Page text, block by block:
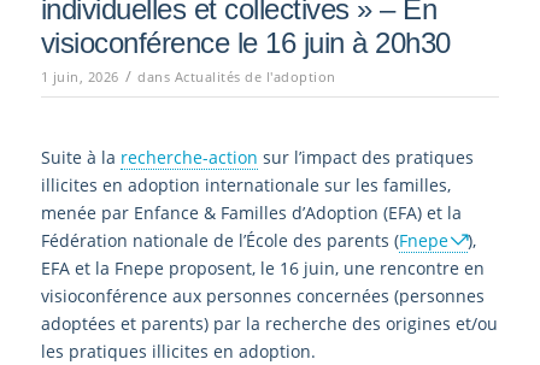
individuelles et collectives » – En
visioconférence le 16 juin à 20h30
1 juin, 2026 / dans Actualités de l'adoption
Suite à la recherche-action sur l’impact des pratiques
illicites en adoption internationale sur les familles,
menée par Enfance & Familles d’Adoption (EFA) et la
Fédération nationale de l’École des parents (Fnepe
),
EFA et la Fnepe proposent, le 16 juin, une rencontre en
visioconférence aux personnes concernées (personnes
adoptées et parents) par la recherche des origines et/ou
les pratiques illicites en adoption.